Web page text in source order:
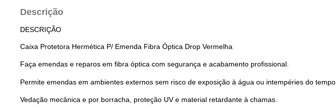
Descrição
DESCRIÇÃO
Caixa Protetora Hermética P/ Emenda Fibra Óptica Drop Vermelha
Faça emendas e reparos em fibra óptica com segurança e acabamento profissional.
Permite emendas em ambientes externos sem risco de exposição à água ou intempéries do tempo.
Vedação mecânica e por borracha, proteção UV e material retardante à chamas.